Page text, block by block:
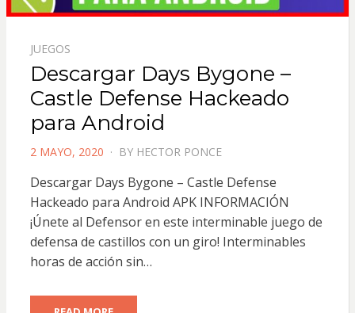
JUEGOS
Descargar Days Bygone –
Castle Defense Hackeado
para Android
POSTED
2 MAYO, 2020 BY HECTOR PONCE
Descargar Days Bygone – Castle Defense
Hackeado para Android APK INFORMACIÓN
¡Únete al Defensor en este interminable juego de
defensa de castillos con un giro! Interminables
horas de acción sin…